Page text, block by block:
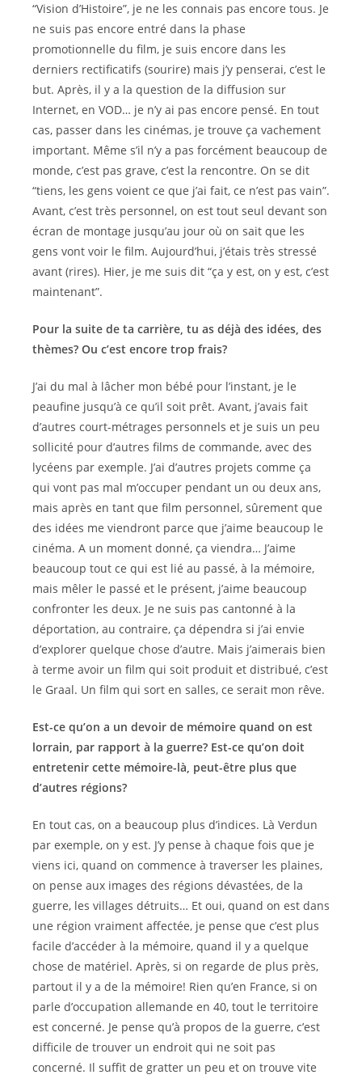
“Vision d’Histoire”, je ne les connais pas encore tous. Je
ne suis pas encore entré dans la phase
promotionnelle du film, je suis encore dans les
derniers rectificatifs (sourire) mais j’y penserai, c’est le
but. Après, il y a la question de la diffusion sur
Internet, en VOD… je n’y ai pas encore pensé. En tout
cas, passer dans les cinémas, je trouve ça vachement
important. Même s’il n’y a pas forcément beaucoup de
monde, c’est pas grave, c’est la rencontre. On se dit
“tiens, les gens voient ce que j’ai fait, ce n’est pas vain”.
Avant, c’est très personnel, on est tout seul devant son
écran de montage jusqu’au jour où on sait que les
gens vont voir le film. Aujourd’hui, j’étais très stressé
avant (rires). Hier, je me suis dit “ça y est, on y est, c’est
maintenant”.
Pour la suite de ta carrière, tu as déjà des idées, des
thèmes? Ou c’est encore trop frais?
J’ai du mal à lâcher mon bébé pour l’instant, je le
peaufine jusqu’à ce qu’il soit prêt. Avant, j’avais fait
d’autres court-métrages personnels et je suis un peu
sollicité pour d’autres films de commande, avec des
lycéens par exemple. J’ai d’autres projets comme ça
qui vont pas mal m’occuper pendant un ou deux ans,
mais après en tant que film personnel, sûrement que
des idées me viendront parce que j’aime beaucoup le
cinéma. A un moment donné, ça viendra… J’aime
beaucoup tout ce qui est lié au passé, à la mémoire,
mais mêler le passé et le présent, j’aime beaucoup
confronter les deux. Je ne suis pas cantonné à la
déportation, au contraire, ça dépendra si j’ai envie
d’explorer quelque chose d’autre. Mais j’aimerais bien
à terme avoir un film qui soit produit et distribué, c’est
le Graal. Un film qui sort en salles, ce serait mon rêve.
Est-ce qu’on a un devoir de mémoire quand on est
lorrain, par rapport à la guerre? Est-ce qu’on doit
entretenir cette mémoire-là, peut-être plus que
d’autres régions?
En tout cas, on a beaucoup plus d’indices. Là Verdun
par exemple, on y est. J’y pense à chaque fois que je
viens ici, quand on commence à traverser les plaines,
on pense aux images des régions dévastées, de la
guerre, les villages détruits… Et oui, quand on est dans
une région vraiment affectée, je pense que c’est plus
facile d’accéder à la mémoire, quand il y a quelque
chose de matériel. Après, si on regarde de plus près,
partout il y a de la mémoire! Rien qu’en France, si on
parle d’occupation allemande en 40, tout le territoire
est concerné. Je pense qu’à propos de la guerre, c’est
difficile de trouver un endroit qui ne soit pas
concerné. Il suffit de gratter un peu et on trouve vite